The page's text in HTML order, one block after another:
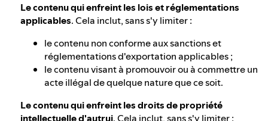
Le contenu qui enfreint les lois et réglementations
applicables. Cela inclut, sans s'y limiter :
le contenu non conforme aux sanctions et
réglementations d'exportation applicables ;
le contenu visant à promouvoir ou à commettre un
acte illégal de quelque nature que ce soit.
Le contenu qui enfreint les droits de propriété
intellectuelle d'autrui. Cela inclut, sans s'y limiter :